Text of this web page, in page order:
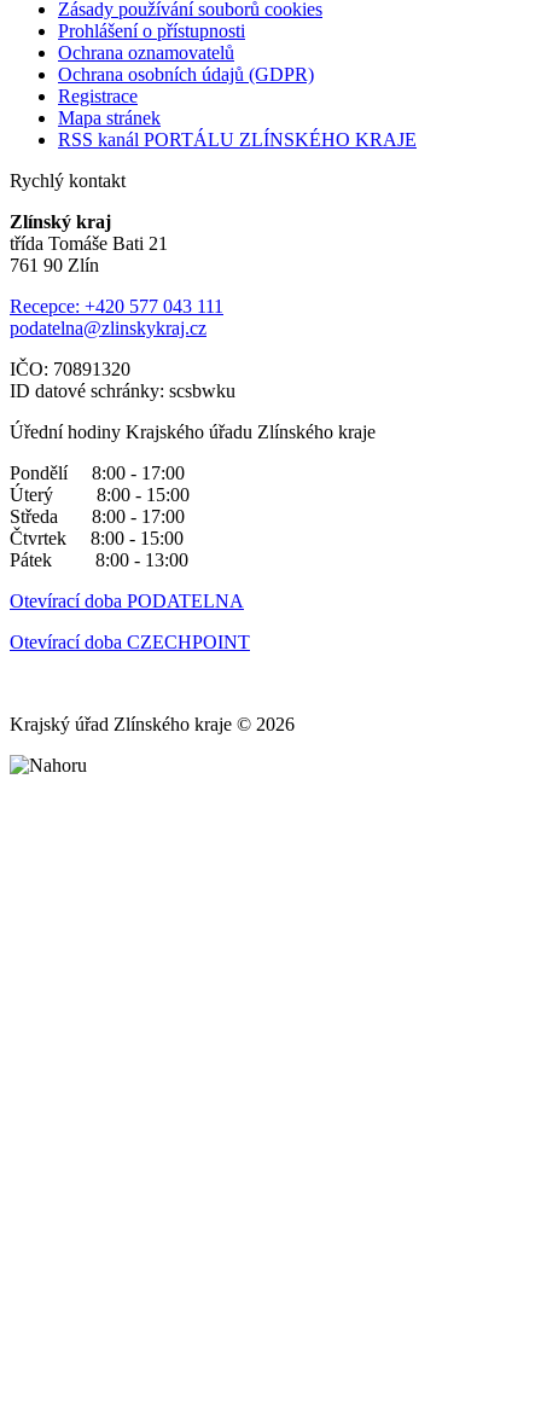
Zásady používání souborů cookies
Prohlášení o přístupnosti
Ochrana oznamovatelů
Ochrana osobních údajů (GDPR)
Registrace
Mapa stránek
RSS kanál PORTÁLU ZLÍNSKÉHO KRAJE
Rychlý kontakt
Zlínský kraj
třída Tomáše Bati 21
761 90 Zlín
Recepce: +420 577 043 111
podatelna@zlinskykraj.cz
IČO: 70891320
ID datové schránky: scsbwku
Úřední hodiny Krajského úřadu Zlínského kraje
Pondělí 8:00 - 17:00
Úterý 8:00 - 15:00
Středa 8:00 - 17:00
Čtvrtek 8:00 - 15:00
Pátek 8:00 - 13:00
Otevírací doba PODATELNA
Otevírací doba CZECHPOINT
Krajský úřad Zlínského kraje © 2026